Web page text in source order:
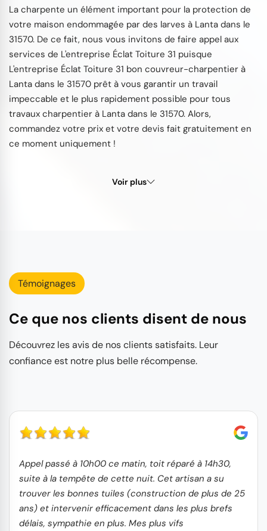
La charpente un élément important pour la protection de
votre maison endommagée par des larves à Lanta dans le
31570. De ce fait, nous vous invitons de faire appel aux
services de L'entreprise Éclat Toiture 31 puisque
L'entreprise Éclat Toiture 31 bon couvreur-charpentier à
Lanta dans le 31570 prêt à vous garantir un travail
impeccable et le plus rapidement possible pour tous
travaux charpentier à Lanta dans le 31570. Alors,
commandez votre prix et votre devis fait gratuitement en
ce moment uniquement !
Voir plus
Témoignages
Ce que nos clients disent de nous
Découvrez les avis de nos clients satisfaits. Leur
confiance est notre plus belle récompense.
Appel passé à 10h00 ce matin, toit réparé à 14h30,
suite à la tempête de cette nuit. Cet artisan a su
trouver les bonnes tuiles (construction de plus de 25
ans) et intervenir efficacement dans les plus brefs
délais, sympathie en plus. Mes plus vifs